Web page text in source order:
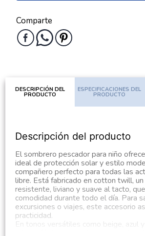
Comparte
DESCRIPCIÓN DEL
PRODUCTO
ESPECIFICACIONES DEL
PRODUCTO
Descripción del producto
El sombrero pescador para niño
ideal de protección solar y estilo
compañero perfecto para todas las
libre. Está fabricado en cotton twill,
resistente, liviano y suave al tacto,
comodidad durante todo el día. Para
excursiones o viajes, este accesorio
practicidad.
En tonos versátiles como beige, azul y